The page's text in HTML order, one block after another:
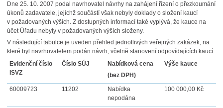
Dne 25. 10. 2007 podal navrhovatel návrhy na zahájení řízení o přezkoumání
úkonů zadavatele, jejichž součástí však nebyly doklady o složení kaucí
v požadovaných výších. Z dostupných informací také vyplývá, že kauce na
účet Úřadu nebyly v požadovaných výších složeny.
V následující tabulce je uveden přehled jednotlivých veřejných zakázek, na
které byl navrhovatelem podán návrh, včetně stanovení odpovídajících kaucí
Evidenční číslo
ISVZ
Číslo SÚJ
Nabídková cena
(bez DPH)
Výše kauce
60009723 11202
Nabídka
nepodána
100 000,00 Kč